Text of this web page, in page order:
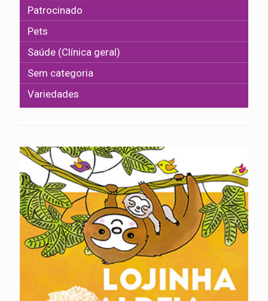
Patrocinado
Pets
Saúde (Clínica geral)
Sem categoria
Variedades